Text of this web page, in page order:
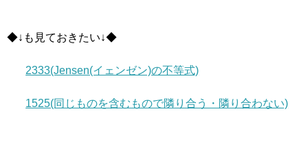
◆↓も見ておきたい↓◆
2333(Jensen(イェンゼン)の不等式)
1525(同じものを含むもので隣り合う・隣り合わない)